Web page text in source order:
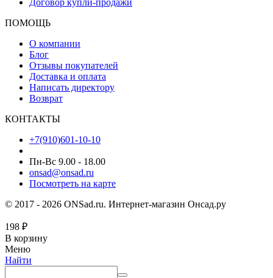
Договор купли-продажи
ПОМОЩЬ
О компании
Блог
Отзывы покупателей
Доставка и оплата
Написать директору
Возврат
КОНТАКТЫ
+7(910)601-10-10
Пн-Вс 9.00 - 18.00
onsad@onsad.ru
Посмотреть на карте
© 2017 - 2026 ONSad.ru. Интернет-магазин Онсад.ру
198 ₽
В корзину
Меню
Найти